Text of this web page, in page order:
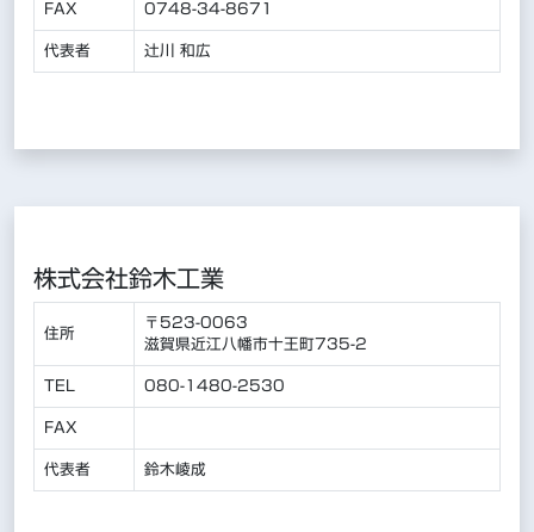
FAX 0748-34-8671
代表者 辻川 和広
株式会社鈴木工業
住所
〒523-0063
滋賀県近江八幡市十王町735-2
TEL 080-1480-2530
FAX
代表者 鈴木崚成